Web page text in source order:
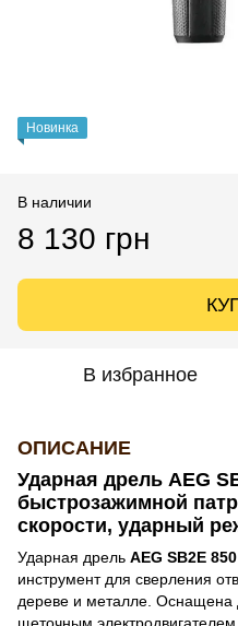
Новинка
В наличии
8 130 грн
В избранное
ОПИСАНИЕ
Ударная дрель AEG
быстрозажимной
скорости, ударный
Ударная дрель AEG SB2E
инструмент для сверления
дереве и металле. Оснащена